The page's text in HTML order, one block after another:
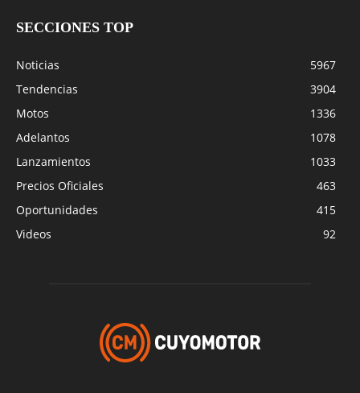
SECCIONES TOP
Noticias
5967
Tendencias
3904
Motos
1336
Adelantos
1078
Lanzamientos
1033
Precios Oficiales
463
Oportunidades
415
Videos
92